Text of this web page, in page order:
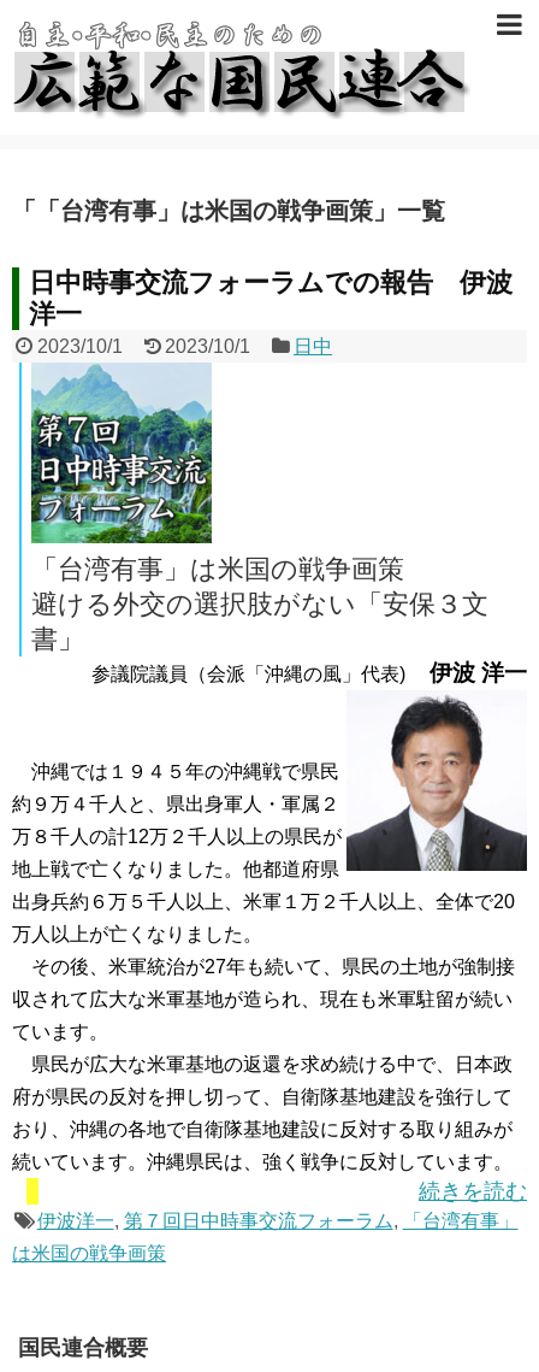
「 「台湾有事」は米国の戦争画策 」 一覧
日中時事交流フォーラムでの報告 伊波
洋一
2023/10/1 2023/10/1 日中
「台湾有事」は米国の戦争画策
避ける外交の選択肢がない「安保３文
書」
参議院議員（会派「沖縄の風」代表) 伊波 洋一
沖縄では１９４５年の沖縄戦で県民
約９万４千人と、県出身軍人・軍属２
万８千人の計12万２千人以上の県民が
地上戦で亡くなりました。他都道府県
出身兵約６万５千人以上、米軍１万２千人以上、全体で20
万人以上が亡くなりました。
その後、米軍統治が27年も続いて、県民の土地が強制接
収されて広大な米軍基地が造られ、現在も米軍駐留が続い
ています。
県民が広大な米軍基地の返還を求め続ける中で、日本政
府が県民の反対を押し切って、自衛隊基地建設を強行して
おり、沖縄の各地で自衛隊基地建設に反対する取り組みが
続いています。沖縄県民は、強く戦争に反対しています。
続きを読む
伊波洋一, 第７回日中時事交流フォーラム,
「台湾有事」
は米国の戦争画策
国民連合概要